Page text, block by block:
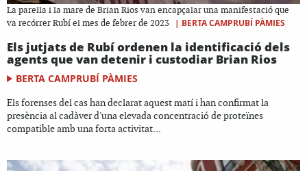
La parella i la mare de Brian Rios van encapçalar una manifestació que
va recórrer Rubí el mes de febrer de 2023
| BERTA CAMPRUBÍ PÀMIES
Els jutjats de Rubí ordenen la identificació dels
agents que van detenir i custodiar Brian Rios
BERTA CAMPRUBÍ PÀMIES
Els forenses del cas han declarat aquest matí i han confirmat la
presència al cadàver d'una elevada concentració de proteïnes
compatible amb una forta activitat...